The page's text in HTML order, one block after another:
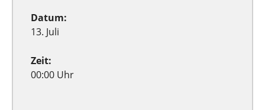
Datum:
13. Juli
Zeit:
00:00 Uhr